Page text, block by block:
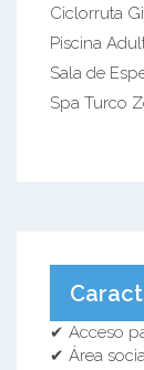
Ciclorruta
Piscina
Sala de
Spa Turco
✔ Acceso
✔ Área